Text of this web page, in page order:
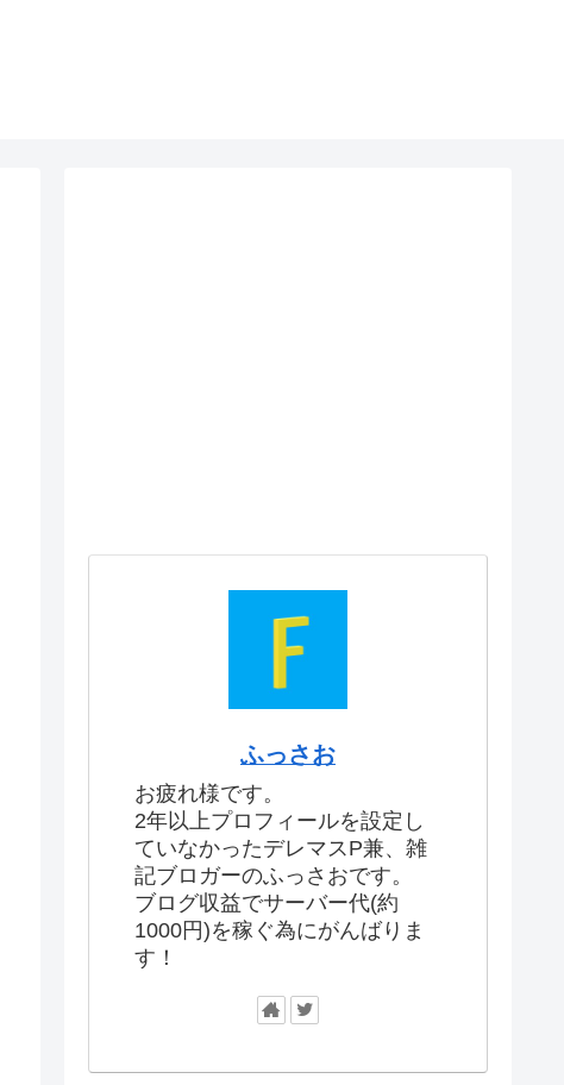
ふっさお
お疲れ様です。
2年以上プロフィールを設定し
ていなかったデレマスP兼、雑
記ブロガーのふっさおです。
ブログ収益でサーバー代(約
1000円)を稼ぐ為にがんばりま
す！